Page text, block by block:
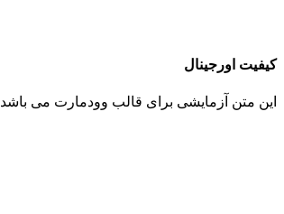
کیفیت اورجینال
این متن آزمایشی برای قالب وودمارت می باشد